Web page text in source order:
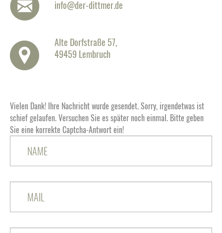
info@der-dittmer.de
Alte Dorfstraße 57,
49459 Lembruch
Vielen Dank! Ihre Nachricht wurde gesendet.Sorry, irgendetwas ist
schief gelaufen. Versuchen Sie es später noch einmal. Bitte geben
Sie eine korrekte Captcha-Antwort ein!